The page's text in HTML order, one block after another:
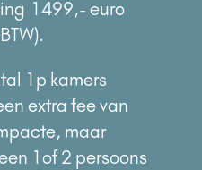
1499,- euro
1p kamers
extra fee van
maar
1of 2 persoons